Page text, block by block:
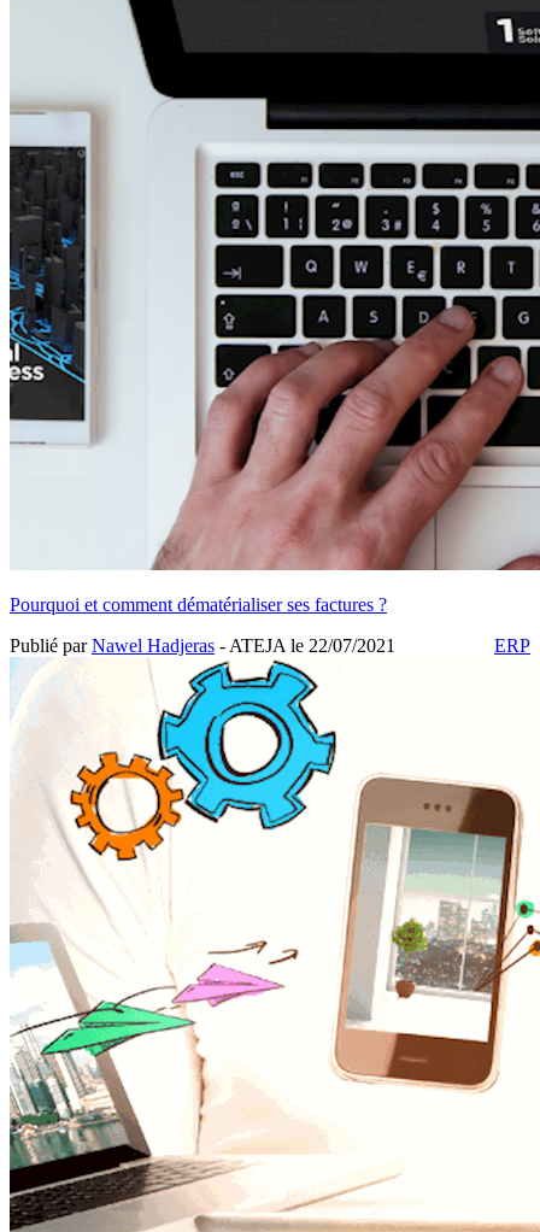
Pourquoi et comment dématérialiser ses factures ?
ERP
Publié parNawel Hadjeras - ATEJA le 22/07/2021